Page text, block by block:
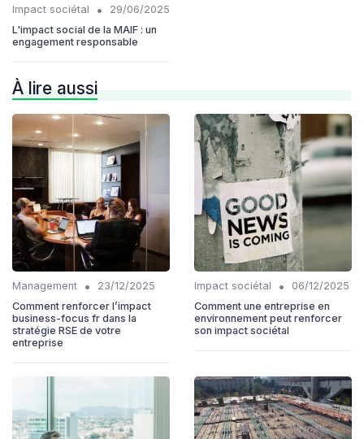
Impact sociétal •
29/06/2025
L'impact social de la MAIF : un
engagement responsable
À lire aussi
Management •
23/12/2025
Comment renforcer l’impact
business-focus fr dans la
stratégie RSE de votre
entreprise
Impact sociétal •
06/12/2025
Comment une entreprise en
environnement peut renforcer
son impact sociétal